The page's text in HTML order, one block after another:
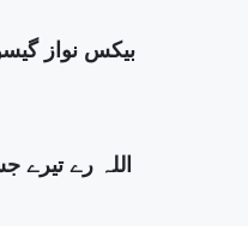
بیکس نواز
اللہ رے تیرے